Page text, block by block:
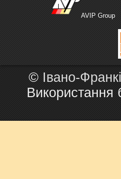
AVIP Group
© Івано-
Використання